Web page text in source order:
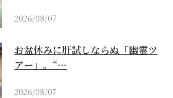
2026/08/07
お盆休みに肝試しならぬ「幽霊ツ
アー」。“…
2026/08/07